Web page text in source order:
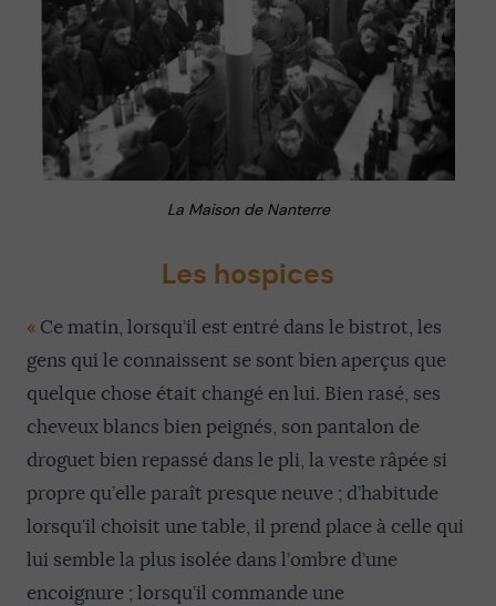
La Maison de Nanterre
Les hospices
« Ce matin, lorsqu’il est entré dans le bistrot, les
gens qui le connaissent se sont bien aperçus que
quelque chose était changé en lui. Bien rasé, ses
cheveux blancs bien peignés, son pantalon de
droguet bien repassé dans le pli, la veste râpée si
propre qu’elle paraît presque neuve ; d’habitude
lorsqu’il choisit une table, il prend place à celle qui
lui semble la plus isolée dans l’ombre d’une
encoignure ; lorsqu’il commande une